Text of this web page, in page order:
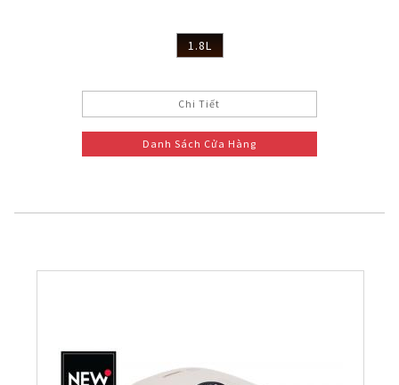
1.8L
Chi Tiết
Danh Sách Cửa Hàng